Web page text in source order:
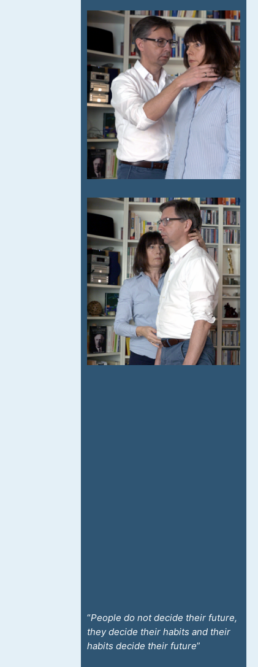
“Peo­p­le do not deci­de their future,
they deci­de their habits and their
habits deci­de their future”